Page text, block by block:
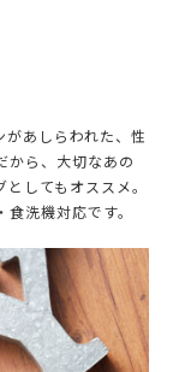
あしらわれた、性
から、大切なあの
してもオススメ。
洗機対応です。